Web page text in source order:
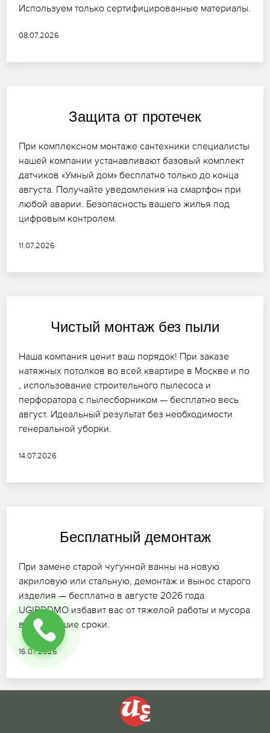
Используем только сертифицированные материалы.
08.07.2026
Защита от протечек
При комплексном монтаже сантехники специалисты
нашей компании устанавливают базовый комплект
датчиков «Умный дом» бесплатно только до конца
августа. Получайте уведомления на смартфон при
любой аварии. Безопасность вашего жилья под
цифровым контролем.
11.07.2026
Чистый монтаж без пыли
Наша компания ценит ваш порядок! При заказе
натяжных потолков во всей квартире в Москве и по
, использование строительного пылесоса и
перфоратора с пылесборником — бесплатно весь
август. Идеальный результат без необходимости
генеральной уборки.
14.07.2026
Бесплатный демонтаж
При замене старой чугунной ванны на новую
акриловую или стальную, демонтаж и вынос старого
изделия — бесплатно в августе 2026 года.
UGIBDDMO избавит вас от тяжелой работы и мусора
в кратчайшие сроки.
16.07.2026